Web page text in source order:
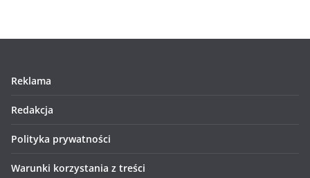
Reklama
Redakcja
Polityka prywatności
Warunki korzystania z treści